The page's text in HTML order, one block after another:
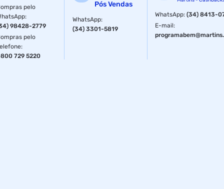
pelo
:
98428-2779
pelo
:
729 5220
Pós Vendas
WhatsApp:
(34) 3301-5819
WhatsApp:(34) 8413-
E-mail: